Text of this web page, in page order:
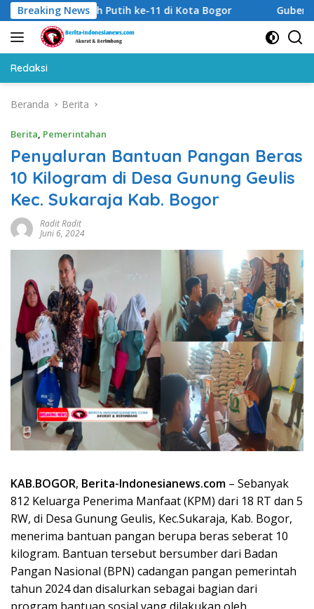
Langsung
ke
konten
Breaking News
Merah Putih ke-11 di Kota Bogor Gubernur DKI
Redaksi
Beranda Berita
Berita, Pemerintahan
Penyaluran Bantuan Pangan Beras
10 Kilogram di Desa Gunung Geulis
Kec. Sukaraja Kab. Bogor
Radit Radit
Juni 6, 2024
KAB.BOGOR, Berita-Indonesianews.com – Sebanyak
812 Keluarga Penerima Manfaat (KPM) dari 18 RT dan 5
RW, di Desa Gunung Geulis, Kec.Sukaraja, Kab. Bogor,
menerima bantuan pangan berupa beras seberat 10
kilogram. Bantuan tersebut bersumber dari Badan
Pangan Nasional (BPN) cadangan pangan pemerintah
tahun 2024 dan disalurkan sebagai bagian dari